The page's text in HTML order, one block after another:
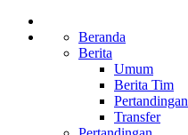
Beranda
Berita
Umum
Berita Tim
Pertandingan
Transfer